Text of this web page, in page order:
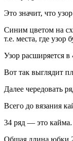
Это значит, что
Синим цветом на
т.е. места, где узор
Узор расширяется
Вот так выглядит
Далее чередовать
Всего до вязания
34 ряд — это кайма.
Общая длина юбки